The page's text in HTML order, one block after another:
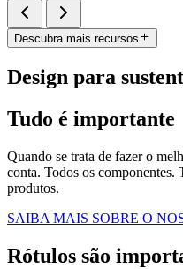
Descubra mais recursos
Design para
Tudo é importante
Quando se trata de fazer o
conta. Todos os componentes.
produtos.
SAIBA MAIS SOBRE O
Rótulos são